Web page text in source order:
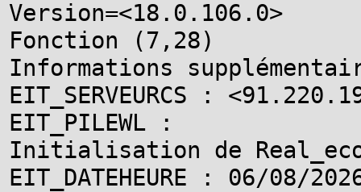
Version=<18.0.106.0>
Fonction (7,28)
Informations
EIT_SERVEURCS :
EIT_PILEWL :
Initialisation de
EIT_DATEHEURE : 06/08/